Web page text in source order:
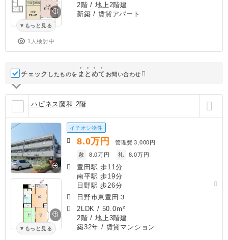
もっと見る
1人検討中
2階 / 地上2階建
新築 / 賃貸アパート
チェック したものを ま と めて お問い合わせ
ハピネス藤和 2階
もっと見る
イチオシ物件
8.0万円 管理費 3,000円
敷
8.0万円 礼 8.0万円
豊田駅 歩11分
南平駅 歩19分
日野駅 歩26分
日野市東豊田３
2LDK / 50.0m²
2階 / 地上3階建
築32年 / 賃貸マンション